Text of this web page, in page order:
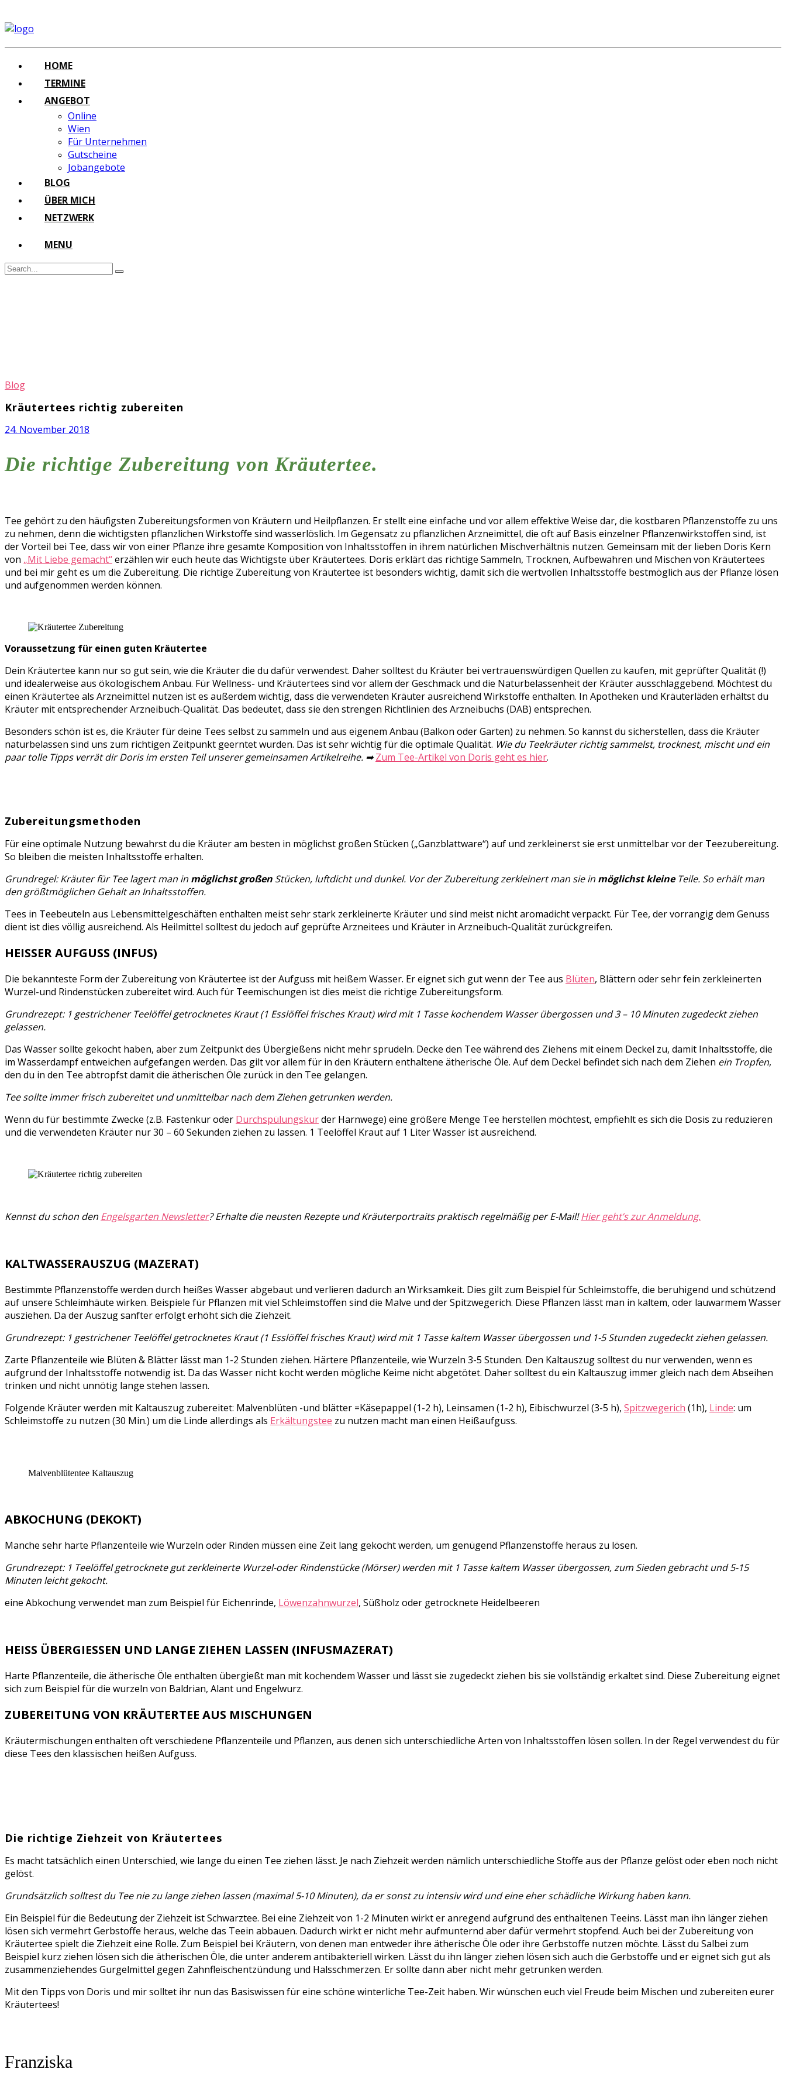
HOME
TERMINE
ANGEBOT
Online
Wien
Für Unternehmen
Gutscheine
Jobangebote
BLOG
ÜBER MICH
NETZWERK
MENU
Blog
Kräutertees richtig zubereiten
24. November 2018
Die richtige Zubereitung von Kräutertee.
Tee gehört zu den häufigsten Zubereitungsformen von Kräutern und Heilpflanzen. Er stellt eine einfache und vor allem effektive Weise dar, die kostbaren Pflanzenstoffe zu uns
zu nehmen, denn die wichtigsten pflanzlichen Wirkstoffe sind wasserlöslich. Im Gegensatz zu pflanzlichen Arzneimittel, die oft auf Basis einzelner Pflanzenwirkstoffen sind, ist
der Vorteil bei Tee, dass wir von einer Pflanze ihre gesamte Komposition von Inhaltsstoffen in ihrem natürlichen Mischverhältnis nutzen. Gemeinsam mit der lieben Doris Kern
von „Mit Liebe gemacht“erzählen wir euch heute das Wichtigste über Kräutertees. Doris erklärt das richtige Sammeln, Trocknen, Aufbewahren und Mischen von Kräutertees
und bei mir geht es um die Zubereitung. Die richtige Zubereitung von Kräutertee ist besonders wichtig, damit sich die wertvollen Inhaltsstoffe bestmöglich aus der Pflanze lösen
und aufgenommen werden können.
Voraussetzung für einen guten Kräutertee
Dein Kräutertee kann nur so gut sein, wie die Kräuter die du dafür verwendest. Daher solltest du Kräuter bei vertrauenswürdigen Quellen zu kaufen, mit geprüfter Qualität (!)
und idealerweise aus ökologischem Anbau. Für Wellness- und Kräutertees sind vor allem der Geschmack und die Naturbelassenheit der Kräuter ausschlaggebend. Möchtest du
einen Kräutertee als Arzneimittel nutzen ist es außerdem wichtig, dass die verwendeten Kräuter ausreichend Wirkstoffe enthalten. In Apotheken und Kräuterläden erhältst du
Kräuter mit entsprechender Arzneibuch-Qualität. Das bedeutet, dass sie den strengen Richtlinien des Arzneibuchs (DAB) entsprechen.
Besonders schön ist es, die Kräuter für deine Tees selbst zu sammeln und aus eigenem Anbau (Balkon oder Garten) zu nehmen. So kannst du sicherstellen, dass die Kräuter
naturbelassen sind uns zum richtigen Zeitpunkt geerntet wurden. Das ist sehr wichtig für die optimale Qualität. Wie du Teekräuter richtig sammelst, trocknest, mischt und ein
paar tolle Tipps verrät dir Doris im ersten Teil unserer gemeinsamen Artikelreihe. ➡ Zum Tee-Artikel von Doris geht es hier.
Zubereitungsmethoden
Für eine optimale Nutzung bewahrst du die Kräuter am besten in möglichst großen Stücken („Ganzblattware“) auf und zerkleinerst sie erst unmittelbar vor der Teezubereitung.
So bleiben die meisten Inhaltsstoffe erhalten.
Grundregel: Kräuter für Tee lagert man in möglichst großen Stücken, luftdicht und dunkel. Vor der Zubereitung zerkleinert man sie in möglichst kleineTeile. So erhält man
den größtmöglichen Gehalt an Inhaltsstoffen.
Tees in Teebeuteln aus Lebensmittelgeschäften enthalten meist sehr stark zerkleinerte Kräuter und sind meist nicht aromadicht verpackt. Für Tee, der vorrangig dem Genuss
dient ist dies völlig ausreichend. Als Heilmittel solltest du jedoch auf geprüfte Arzneitees und Kräuter in Arzneibuch-Qualität zurückgreifen.
HEISSER AUFGUSS (INFUS)
Die bekannteste Form der Zubereitung von Kräutertee ist der Aufguss mit heißem Wasser. Er eignet sich gut wenn der Tee aus Blüten, Blättern oder sehr fein zerkleinerten
Wurzel-und Rindenstücken zubereitet wird. Auch für Teemischungen ist dies meist die richtige Zubereitungsform.
Grundrezept: 1 gestrichener Teelöffel getrocknetes Kraut (1 Esslöffel frisches Kraut) wird mit 1 Tasse kochendem Wasser übergossen und 3 – 10 Minuten zugedeckt ziehen
gelassen.
Das Wasser sollte gekocht haben, aber zum Zeitpunkt des Übergießens nicht mehr sprudeln. Decke den Tee während des Ziehens mit einem Deckel zu, damit Inhaltsstoffe, die
im Wasserdampf entweichen aufgefangen werden. Das gilt vor allem für in den Kräutern enthaltene ätherische Öle. Auf dem Deckel befindet sich nach dem Ziehen ein Tropfen,
den du in den Tee abtropfst damit die ätherischen Öle zurück in den Tee gelangen.
Tee sollte immer frisch zubereitet und unmittelbar nach dem Ziehen getrunken werden.
Wenn du für bestimmte Zwecke (z.B. Fastenkur oder Durchspülungskurder Harnwege) eine größere Menge Tee herstellen möchtest, empfiehlt es sich die Dosis zu reduzieren
und die verwendeten Kräuter nur 30 – 60 Sekunden ziehen zu lassen. 1 Teelöffel Kraut auf 1 Liter Wasser ist ausreichend.
Kennst du schon den Engelsgarten Newsletter? Erhalte die neusten Rezepte und Kräuterportraits praktisch regelmäßig per E-Mail!Hier geht’s zur Anmeldung.
KALTWASSERAUSZUG (MAZERAT)
Bestimmte Pflanzenstoffe werden durch heißes Wasser abgebaut und verlieren dadurch an Wirksamkeit. Dies gilt zum Beispiel für Schleimstoffe, die beruhigend und schützend
auf unsere Schleimhäute wirken. Beispiele für Pflanzen mit viel Schleimstoffen sind die Malve und der Spitzwegerich. Diese Pflanzen lässt man in kaltem, oder lauwarmem Wasser
ausziehen. Da der Auszug sanfter erfolgt erhöht sich die Ziehzeit.
Grundrezept: 1 gestrichener Teelöffel getrocknetes Kraut (1 Esslöffel frisches Kraut) wird mit 1 Tasse kaltem Wasser übergossen und 1-5 Stunden zugedeckt ziehen gelassen.
Zarte Pflanzenteile wie Blüten & Blätter lässt man 1-2 Stunden ziehen. Härtere Pflanzenteile, wie Wurzeln 3-5 Stunden. Den Kaltauszug solltest du nur verwenden, wenn es
aufgrund der Inhaltsstoffe notwendig ist. Da das Wasser nicht kocht werden mögliche Keime nicht abgetötet. Daher solltest du ein Kaltauszug immer gleich nach dem Abseihen
trinken und nicht unnötig lange stehen lassen.
Folgende Kräuter werden mit Kaltauszug zubereitet: Malvenblüten -und blätter =Käsepappel (1-2 h), Leinsamen (1-2 h), Eibischwurzel (3-5 h), Spitzwegerich (1h), Linde: um
Schleimstoffe zu nutzen (30 Min.) um die Linde allerdings als Erkältungstee zu nutzen macht man einen Heißaufguss.
Malvenblütentee Kaltauszug
ABKOCHUNG (DEKOKT)
Manche sehr harte Pflanzenteile wie Wurzeln oder Rinden müssen eine Zeit lang gekocht werden, um genügend Pflanzenstoffe heraus zu lösen.
Grundrezept: 1 Teelöffel getrocknete gut zerkleinerte Wurzel-oder Rindenstücke (Mörser) werden mit 1 Tasse kaltem Wasser übergossen, zum Sieden gebracht und 5-15
Minuten leicht gekocht.
eine Abkochung verwendet man zum Beispiel für Eichenrinde, Löwenzahnwurzel, Süßholz oder getrocknete Heidelbeeren
HEISS ÜBERGIESSEN UND LANGE ZIEHEN LASSEN (INFUSMAZERAT)
Harte Pflanzenteile, die ätherische Öle enthalten übergießt man mit kochendem Wasser und lässt sie zugedeckt ziehen bis sie vollständig erkaltet sind. Diese Zubereitung eignet
sich zum Beispiel für die wurzeln von Baldrian, Alant und Engelwurz.
ZUBEREITUNG VON KRÄUTERTEE AUS MISCHUNGEN
Kräutermischungen enthalten oft verschiedene Pflanzenteile und Pflanzen, aus denen sich unterschiedliche Arten von Inhaltsstoffen lösen sollen. In der Regel verwendest du für
diese Tees den klassischen heißen Aufguss.
Die richtige Ziehzeit von Kräutertees
Es macht tatsächlich einen Unterschied, wie lange du einen Tee ziehen lässt. Je nach Ziehzeit werden nämlich unterschiedliche Stoffe aus der Pflanze gelöst oder eben noch nicht
gelöst.
Grundsätzlich solltest du Tee nie zu lange ziehen lassen (maximal 5-10 Minuten), da er sonst zu intensiv wird und eine eher schädliche Wirkung haben kann.
Ein Beispiel für die Bedeutung der Ziehzeit ist Schwarztee. Bei eine Ziehzeit von 1-2 Minuten wirkt er anregend aufgrund des enthaltenen Teeins. Lässt man ihn länger ziehen
lösen sich vermehrt Gerbstoffe heraus, welche das Teein abbauen. Dadurch wirkt er nicht mehr aufmunternd aber dafür vermehrt stopfend. Auch bei der Zubereitung von
Kräutertee spielt die Ziehzeit eine Rolle. Zum Beispiel bei Kräutern, von denen man entweder ihre ätherische Öle oder ihre Gerbstoffe nutzen möchte. Lässt du Salbei zum
Beispiel kurz ziehen lösen sich die ätherischen Öle, die unter anderem antibakteriell wirken. Lässt du ihn länger ziehen lösen sich auch die Gerbstoffe und er eignet sich gut als
zusammenziehendes Gurgelmittel gegen Zahnfleischentzündung und Halsschmerzen. Er sollte dann aber nicht mehr getrunken werden.
Mit den Tipps von Doris und mir solltet ihr nun das Basiswissen für eine schöne winterliche Tee-Zeit haben. Wir wünschen euch viel Freude beim Mischen und zubereiten eurer
Kräutertees!
Franziska